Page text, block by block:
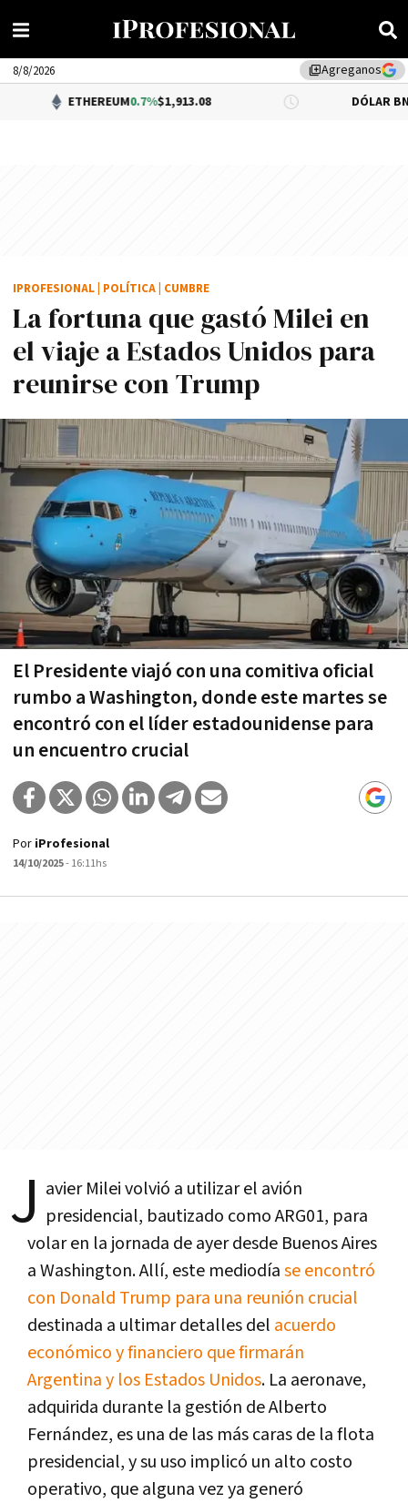
library_addAgreganos
8/8/2026
0.7%$1,913.08 DÓLAR BNA $1,520.00
La fortuna que gastó Milei en
el viaje a Estados Unidos para
reunirse con Trump
El Presidente viajó con una comitiva oficial
rumbo a Washington, donde este martes se
encontró con el líder estadounidense para
un encuentro crucial
IPROFESIONAL POLÍTICA CUMBRE
Por iProfesional
14/10/2025- 16:11hs
J avier Milei volvió a utilizar el avión
presidencial, bautizado como ARG01, para
volar en la jornada de ayer desde Buenos Aires
a Washington. Allí, este mediodíase encontró
con Donald Trump para una reunión crucial
destinada a ultimar detalles del acuerdo
económico y financiero que firmarán
Argentina y los Estados Unidos. La aeronave,
adquirida durante la gestión de Alberto
Fernández, es una de las más caras de la flota
presidencial, y su uso implicó un alto costo
operativo, que alguna vez ya generó